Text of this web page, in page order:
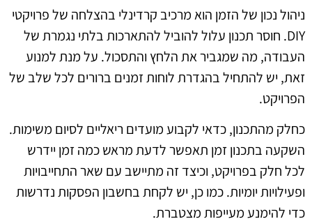
ניהול נכון של הזמן הוא מרכיב קרדינלי בהצלחה של פרויקטי
DIY. חוסר תכנון עלול להוביל להתארכות בלתי נגמרת של
העבודה, מה שמגביר את הלחץ והתסכול. על מנת למנוע
זאת, יש להתחיל בהגדרת לוחות זמנים ברורים לכל שלב של
הפרויקט.
כחלק מהתכנון, כדאי לקבוע מועדים ריאליים לסיום משימות.
השקעה בתכנון זמן תאפשר לדעת מראש כמה זמן יידרש
לכל חלק בפרויקט, וכיצד זה מתיישב עם שאר התחייבויות
ופעילויות יומיות. כמו כן, יש לקחת בחשבון הפסקות נדרשות
כדי להימנע מעייפות מצטברת.